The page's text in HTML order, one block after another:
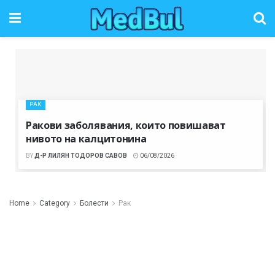
РАК
Ракови заболявания, които повишават
нивото на калцитонина
BY Д-Р ЛИЛЯН ТОДОРОВ САВОВ 06/08/2026
Home Category Болести Рак